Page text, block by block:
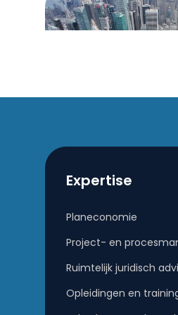
Expertise
Planeconomie
Project- en
Ruimtelijk juridisch
Opleidingen en